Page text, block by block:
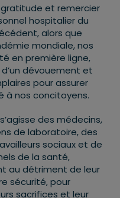
gratitude et remercier
hospitalier du
alors que
mondiale, nos
en première ligne,
dévouement et
pour assurer
à nos concitoyens.
des médecins,
de laboratoire, des
sociaux et de
de la santé,
au détriment de leur
sécurité, pour
sacrifices et leur